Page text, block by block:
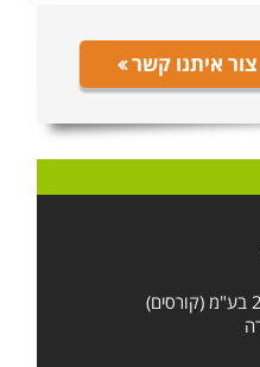
צור איתנו קשר